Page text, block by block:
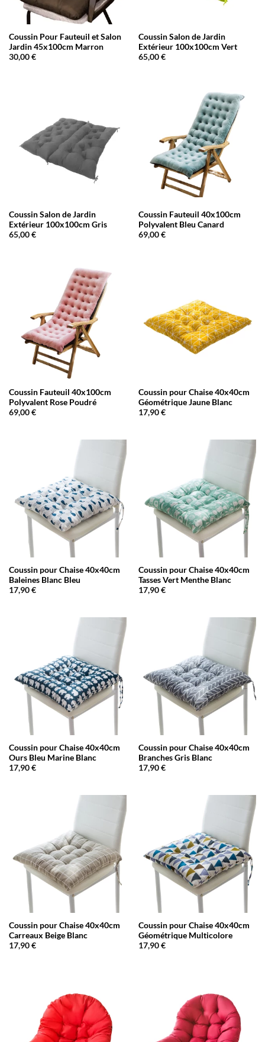
Coussin Pour Fauteuil et Salon
Jardin 45x100cm Marron
30,00€
Coussin Salon de Jardin
Extérieur 100x100cm Vert
65,00€
Coussin Salon de Jardin
Extérieur 100x100cm Gris
65,00€
Coussin Fauteuil 40x100cm
Polyvalent Bleu Canard
69,00€
Coussin Fauteuil 40x100cm
Polyvalent Rose Poudré
69,00€
Coussin pour Chaise 40x40cm
Géométrique Jaune Blanc
17,90€
Coussin pour Chaise 40x40cm
Baleines Blanc Bleu
17,90€
Coussin pour Chaise 40x40cm
Tasses Vert Menthe Blanc
17,90€
Coussin pour Chaise 40x40cm
Ours Bleu Marine Blanc
17,90€
Coussin pour Chaise 40x40cm
Branches Gris Blanc
17,90€
Coussin pour Chaise 40x40cm
Carreaux Beige Blanc
17,90€
Coussin pour Chaise 40x40cm
Géométrique Multicolore
17,90€